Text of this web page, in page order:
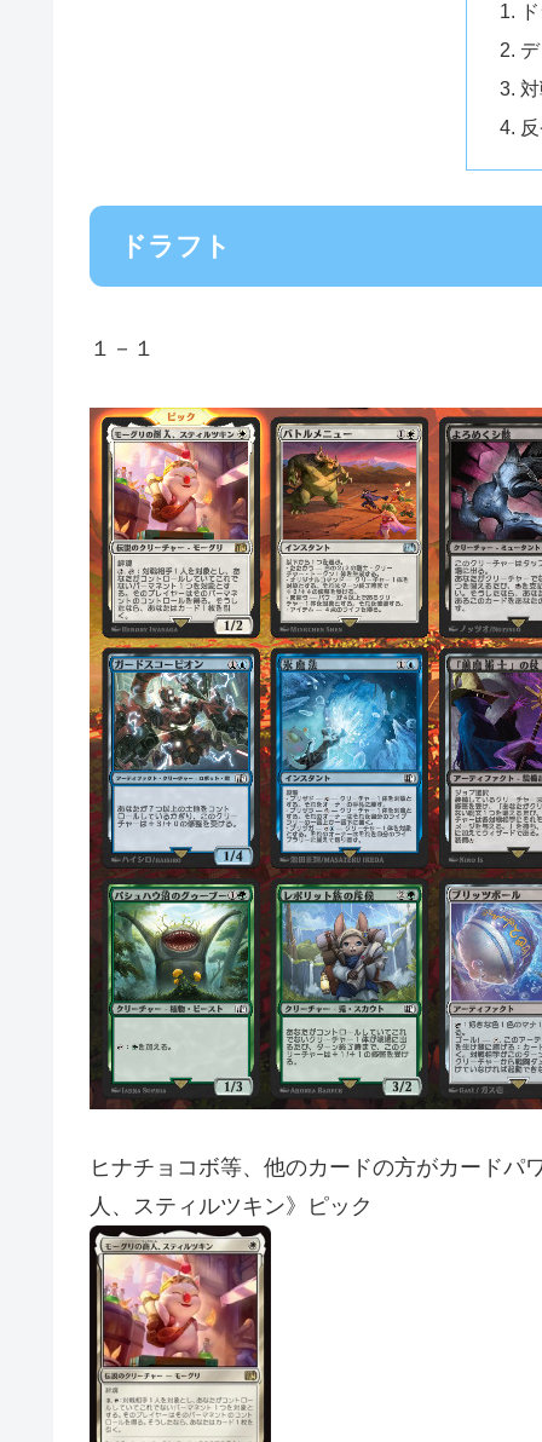
ドラフト
１－１
ヒナチョコボ等、他のカードの方がカードパ
人、スティルツキン》ピック